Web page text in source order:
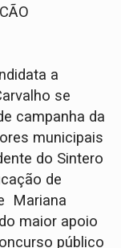
a
se
campanha da
municipais
do Sintero
de
Mariana
maior apoio
público